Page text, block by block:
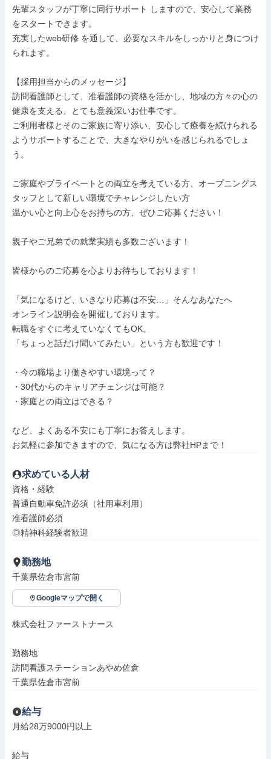
先輩スタッフが丁寧に同行サポート しますので、安心して業務
をスタートできます。
充実したweb研修 を通して、必要なスキルをしっかりと身につけ
られます。
【採用担当からのメッセージ】
訪問看護師として、准看護師の資格を活かし、地域の方々の心の
健康を支える、とても意義深いお仕事です。
ご利用者様とそのご家族に寄り添い、安心して療養を続けられる
ようサポートすることで、大きなやりがいを感じられるでしょ
う。
ご家庭やプライベートとの両立を考えている方、オープニングス
タッフとして新しい環境でチャレンジしたい方
温かい心と向上心をお持ちの方、ぜひご応募ください！
親子やご兄弟での就業実績も多数ございます！
皆様からのご応募を心よりお待ちしております！
「気になるけど、いきなり応募は不安…」そんなあなたへ
オンライン説明会を開催しております。
転職をすぐに考えていなくてもOK。
「ちょっと話だけ聞いてみたい」という方も歓迎です！
・今の職場より働きやすい環境って？
・30代からのキャリアチェンジは可能？
・家庭との両立はできる？
など、よくある不安にも丁寧にお答えします。
お気軽に参加できますので、気になる方は弊社HPまで！
求めている人材
資格・経験
普通自動車免許必須（社用車利用）
准看護師必須
◎精神科経験者歓迎
勤務地
千葉県佐倉市宮前
Googleマップで開く
株式会社ファーストナース
勤務地
訪問看護ステーションあやめ佐倉
千葉県佐倉市宮前
給与
月給28万9000円以上
給与